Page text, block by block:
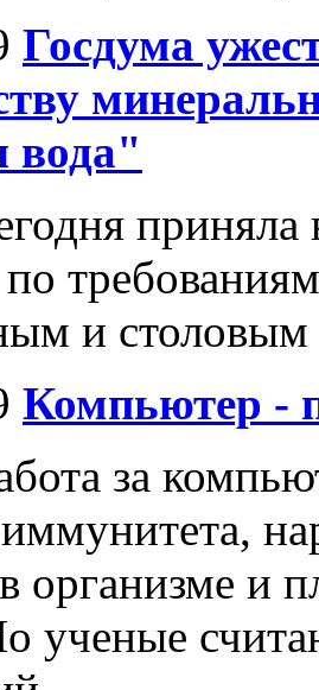
Госдума
вода"
и столовым
Компьютер -
за
организме и
ученые